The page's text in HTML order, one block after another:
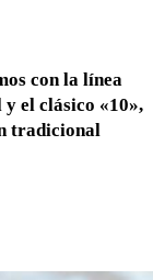
con la línea
el clásico «10»,
tradicional